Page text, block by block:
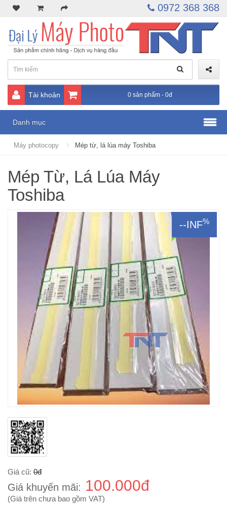
0972 368 368
Tài khoản 0 sản phẩm - 0đ
Danh mục
Máy photocopy Mép từ, lá lúa máy Toshiba
Mép Từ, Lá Lúa Máy
Toshiba
--INF%
Giá cũ: 0đ
Giá khuyến mãi: 100.000đ
(Giá trên chưa bao gồm VAT)